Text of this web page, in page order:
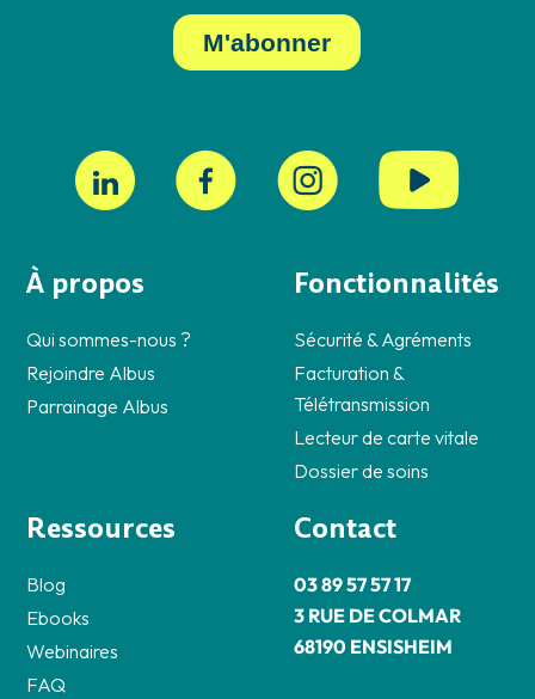
À propos
Qui sommes-nous ?
Rejoindre Albus
Parrainage Albus
Fonctionnalités
Sécurité & Agréments
Facturation &
Télétransmission
Lecteur de carte vitale
Dossier de soins
Ressources
Blog
Ebooks
Webinaires
FAQ
Contact
03 89 57 57 17
3 RUE DE COLMAR
68190 ENSISHEIM